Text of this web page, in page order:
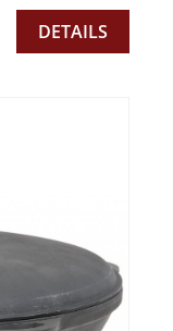
DETAILS